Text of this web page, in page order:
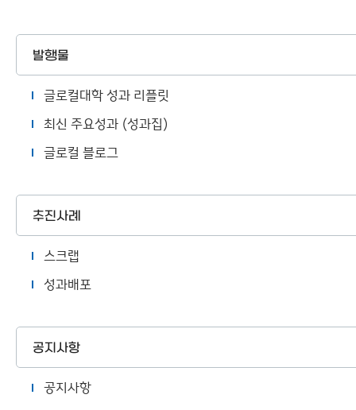
발행물
글로컬대학 성과 리플릿
최신 주요성과 (성과집)
글로컬 블로그
추진사례
스크랩
성과배포
공지사항
공지사항